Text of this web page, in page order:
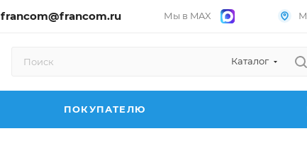
francom@francom.ru Мы в MAX
Каталог
ПОКУПАТЕЛЮ